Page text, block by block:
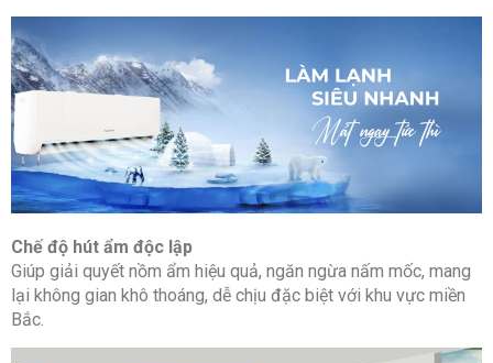
Độ ồn
NÓNG
Độ ồn dB(A)
Kích thước
(RXCXS)
x 290
Chế độ hút ẩm độc lập
Giúp giải quyết nồm ẩm hiệu quả, ngăn ngừa nấm mốc, mang
lại không gian khô thoáng, dễ chịu đặc biệt với khu vực miền
Bắc.